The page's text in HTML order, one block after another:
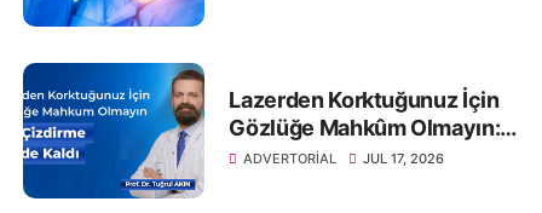
Lazerden Korktuğunuz İçin
Gözlüğe Mahkûm Olmayın:
Göz Çizdirme Eskide Kaldı
ADVERTORIAL JUL 17, 2026